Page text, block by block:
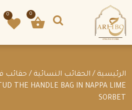
0
0
الرئيسية / الحقائب النسائية / حقائب
THE HANDLE BAG IN NAPPA LIME
SORBET